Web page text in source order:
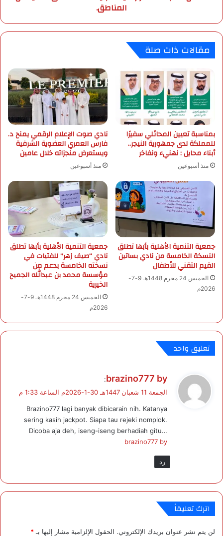
ر
ي
ن
م
ن
ا
ل
ل
ي
ج
ا
ل
ع
ر
ب
ي
4
ب
ع
ا
ي
ن
ة
ل
ش
د
ة
ع
ل
ى
ا
ل
ع
د
م
ن
ا
ط
المناطق.
مقالات ذات صلة
بمناسبة تعيين المحائلي سفيرًا
للمملكة لدى جمهورية النيجر..
أبناء محايل : نهنيء ونفاخر
منذ أسبوعين
نادي صوت الإعلام الرقمي يمنح د.
فارس العمري العضوية الشرفية
ويستعرض منجزاته خلال عامين
منذ أسبوعين
جمعية التنمية الأهلية بأبها تطلق
النسخة الخامسة من نادي بساتين
القيم التقني للأطفال
الخميس 24 محرم 1448هـ 9-7-
2026م
جمعية التنمية الأهلية بأبها تطلق
نادي “صيف زهر” للفتيات في
نسخته الخامسة بدعم من
مؤسسة محمد بن عبدالله الجميح
الخيرية
الخميس 24 محرم 1448هـ 9-7-
2026م
تعليق واحد
ي
ل
brazino777 by
:
الجمعة 11 شعبان 1447هـ 30-1-2026م الساعة 1:33 م
Brazino777 lagi banyak dibicarain nih. Katanya
sering kasih jackpot. Siapa tau rejeki nomplok.
Dicoba aja deh, iseng-iseng berhadiah gitu…
brazino777 by
رد
اترك تعليقاً
لن يتم نشر عنوان بريدك الإلكتروني. الحقول الإلزامية مشار إليها بـ *